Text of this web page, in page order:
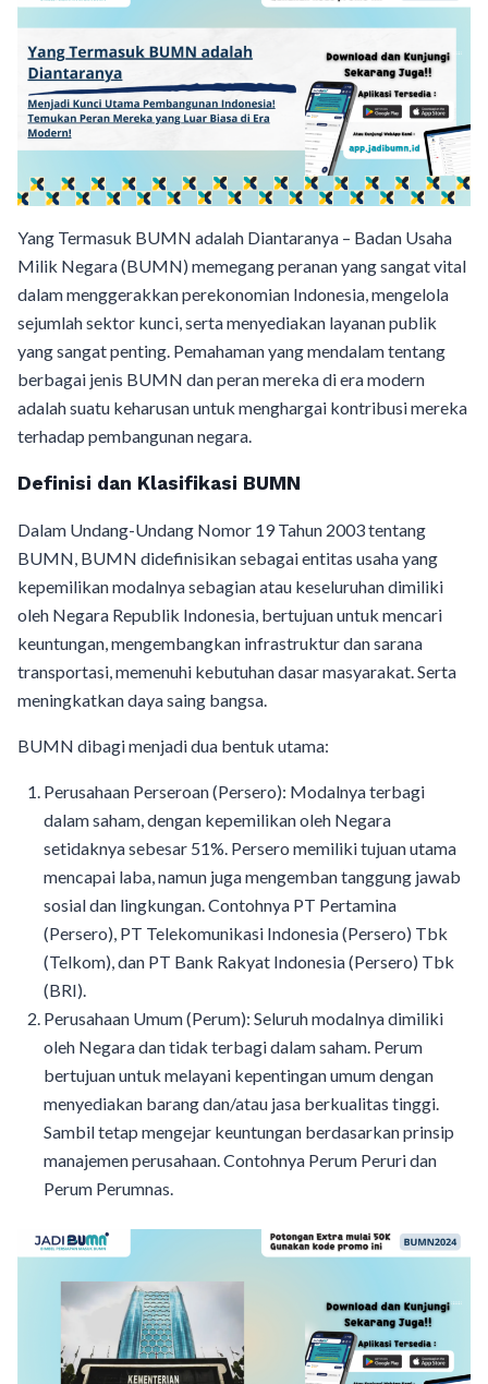
Yang Termasuk BUMN adalah Diantaranya – Badan Usaha
Milik Negara (BUMN) memegang peranan yang sangat vital
dalam menggerakkan perekonomian Indonesia, mengelola
sejumlah sektor kunci, serta menyediakan layanan publik
yang sangat penting. Pemahaman yang mendalam tentang
berbagai jenis BUMN dan peran mereka di era modern
adalah suatu keharusan untuk menghargai kontribusi mereka
terhadap pembangunan negara.
Definisi dan Klasifikasi BUMN
Dalam Undang-Undang Nomor 19 Tahun 2003 tentang
BUMN, BUMN didefinisikan sebagai entitas usaha yang
kepemilikan modalnya sebagian atau keseluruhan dimiliki
oleh Negara Republik Indonesia, bertujuan untuk mencari
keuntungan, mengembangkan infrastruktur dan sarana
transportasi, memenuhi kebutuhan dasar masyarakat. Serta
meningkatkan daya saing bangsa.
BUMN dibagi menjadi dua bentuk utama:
Perusahaan Perseroan (Persero): Modalnya terbagi
dalam saham, dengan kepemilikan oleh Negara
setidaknya sebesar 51%. Persero memiliki tujuan utama
mencapai laba, namun juga mengemban tanggung jawab
sosial dan lingkungan. Contohnya PT Pertamina
(Persero), PT Telekomunikasi Indonesia (Persero) Tbk
(Telkom), dan PT Bank Rakyat Indonesia (Persero) Tbk
(BRI).
Perusahaan Umum (Perum): Seluruh modalnya dimiliki
oleh Negara dan tidak terbagi dalam saham. Perum
bertujuan untuk melayani kepentingan umum dengan
menyediakan barang dan/atau jasa berkualitas tinggi.
Sambil tetap mengejar keuntungan berdasarkan prinsip
manajemen perusahaan. Contohnya Perum Peruri dan
Perum Perumnas.